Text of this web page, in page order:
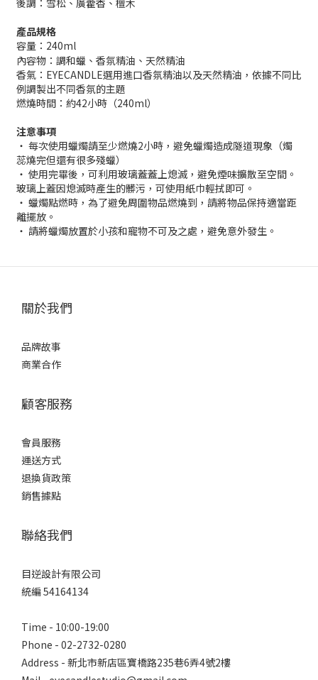
後調：雪松、廣藿香、檀木
產品規格
容量： 240ml
內容物：調和蠟、香氛精油、天然精油
香氣：EYECANDLE選用進口香氛精油以及天然精油，依據不同比
例調製出不同香氛的主題
燃燒時間：約42小時（240ml）
注意事項
・ 每次使用蠟燭請至少燃燒2小時，避免蠟燭造成隧道現象（燭
蕊燒完但還有很多殘蠟）
・ 使用完畢後，可利用玻璃蓋蓋上熄滅，避免煙味擴散至空間。
玻璃上蓋因熄滅時產生的髒污，可使用紙巾輕拭即可。
・ 蠟燭點燃時，為了避免周圍物品燃燒到，請將物品保持適當距
離擺放。
・ 請將蠟燭放置於小孩和寵物不可及之處，避免意外發生。
關於我們
品牌故事
商業合作
顧客服務
會員服務
運送方式
退換貨政策
銷售據點
聯絡我們
目逆設計有限公司
統編 54164134
Time - 10:00-19:00
Phone - 02-2732-0280
Address - 新北市新店區寶橋路235巷6弄4號2樓